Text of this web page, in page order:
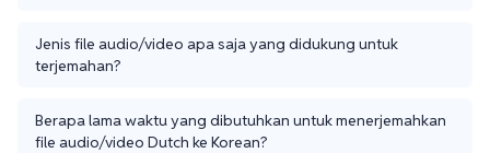
Jenis file audio/video apa saja yang didukung untuk
terjemahan?
Berapa lama waktu yang dibutuhkan untuk menerjemahkan
file audio/video Dutch ke Korean?